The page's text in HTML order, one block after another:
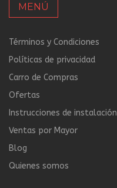
MENÚ
Términos y Condiciones
Políticas de privacidad
Carro de Compras
Ofertas
Instrucciones de instalación
Ventas por Mayor
Blog
Quienes somos